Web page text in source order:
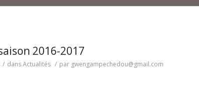
2016-2017
/ dansActualités / par gwengampechedou@gmail.com